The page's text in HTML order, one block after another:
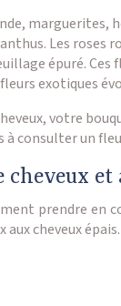
Les roses
épuré.
exotiques
votre
à consulter un
cheveux
prendre en
aux cheveux